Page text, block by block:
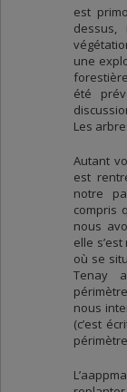
est
une
été
Les
Autant
est
notre
compris
nous
elle
où se
Tenay
nous
(c’est